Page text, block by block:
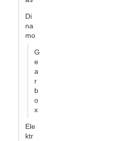
Di
na
mo
G
e
a
r
b
o
x
Ele
ktr